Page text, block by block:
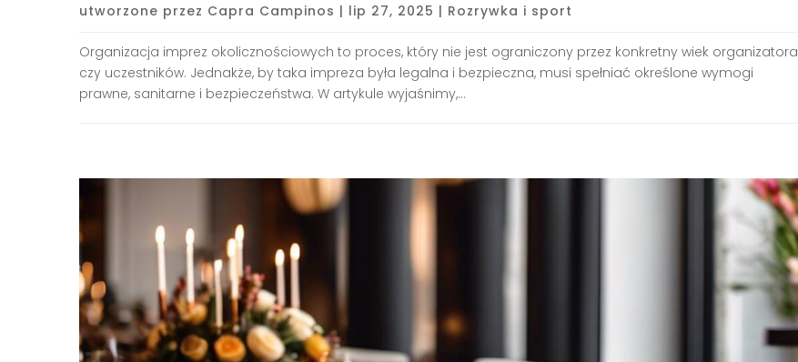
utworzone przez Capra Campinos | lip 27, 2025 | Rozrywka i sport
Organizacja imprez okolicznościowych to proces, który nie jest ograniczony przez konkretny wiek organizatora
czy uczestników. Jednakże, by taka impreza była legalna i bezpieczna, musi spełniać określone wymogi
prawne, sanitarne i bezpieczeństwa. W artykule wyjaśnimy,...